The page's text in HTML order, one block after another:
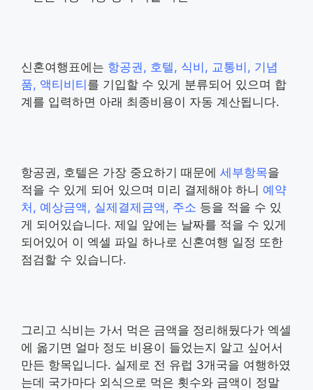
신혼여행표에는 항공권, 호텔, 식비, 교통비, 기념
품, 액티비티를 기입할 수 있게 분류되어 있으며 합
계를 입력하면 아래 최종비용이 자동 계산됩니다.
항공권, 호텔은 가장 중요하기 때문에 세부항목을
적을 수 있게 되어 있으며 미리 결제해야 하니 예약
처, 예상금액, 실제결제금액, 주소 등을 적을 수 있
게 되어있습니다. 제일 앞에는 날짜를 적을 수 있게
되어있어 이 엑셀 파일 하나로 신혼여행 일정 또한
점검할 수 있습니다.
그리고 식비는 가서 먹은 금액을 정리해뒀다가 엑셀
에 옮기면 얼마 정도 비용이 들었는지 알고 싶어서
만든 항목입니다. 실제로 전 유럽 3개국을 여행하였
는데 국가마다 외식으로 먹은 횟수와 금액이 정말